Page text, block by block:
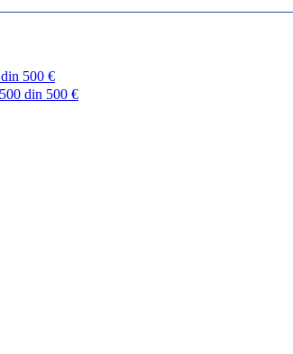
500 €
din 500 €